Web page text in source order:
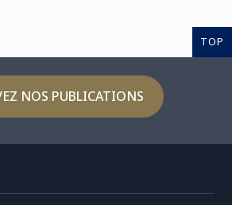
TOP
NOS PUBLICATIONS